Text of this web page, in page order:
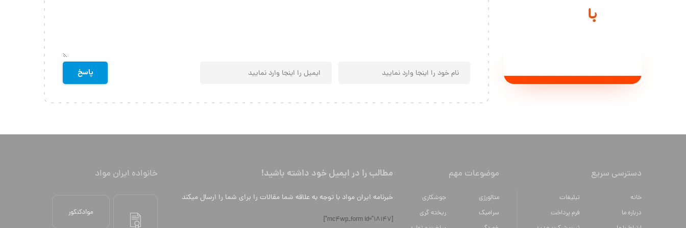
دسترسی سریع
خانه
تبلیغات
درباره ما
فرم پرداخت
موضوعات مهم
متالورژي
جوشکاری
سراميك
ریخته گری
مطالب را در ایمیل خود داشته باشید!
خبرنامه ایران مواد با توجه به علاقه شما مقالات را برای شما را ارسال میکند
[mc4wp_form id="18147"]
خانواده ایران مواد
موادکنکور